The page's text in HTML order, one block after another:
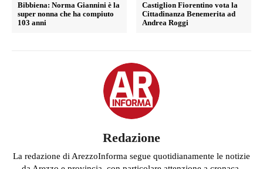
Bibbiena: Norma Giannini è la
super nonna che ha compiuto
103 anni
Castiglion Fiorentino vota la
Cittadinanza Benemerita ad
Andrea Roggi
Redazione
La redazione di ArezzoInforma segue quotidianamente le notizie